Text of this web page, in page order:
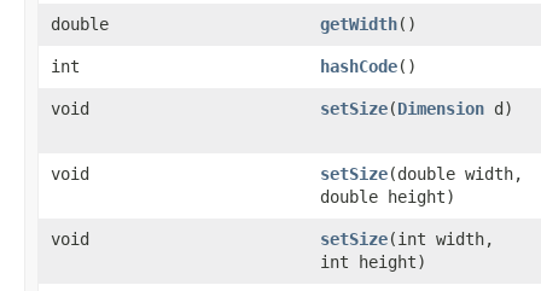
double getWidth()
int hashCode()
void setSize(Dimension d)
void setSize(double width,
double height)
void setSize(int width,
int height)